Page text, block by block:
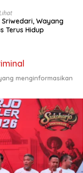
Sriwedari, Wayang
Terus Hidup
menginformasikan